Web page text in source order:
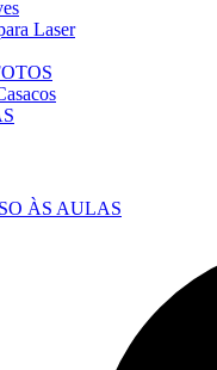
Laser
ÀS AULAS